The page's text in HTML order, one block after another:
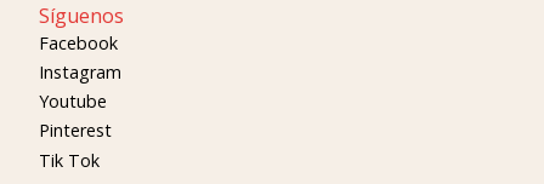
Síguenos
Facebook
Instagram
Youtube
Pinterest
Tik Tok